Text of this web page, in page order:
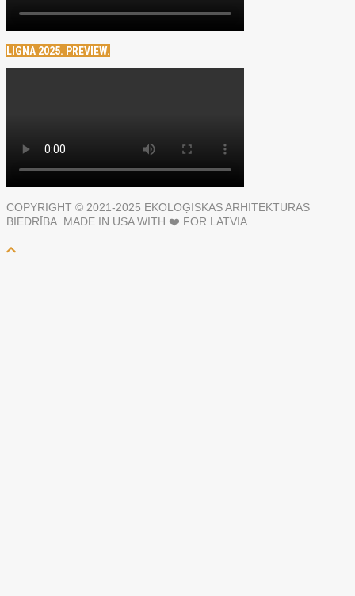
LIGNA 2025. PREVIEW.
COPYRIGHT © 2021-2025 EKOLOĢISKĀS ARHITEKTŪRAS
BIEDRĪBA. MADE IN USA WITH ❤️ FOR LATVIA.